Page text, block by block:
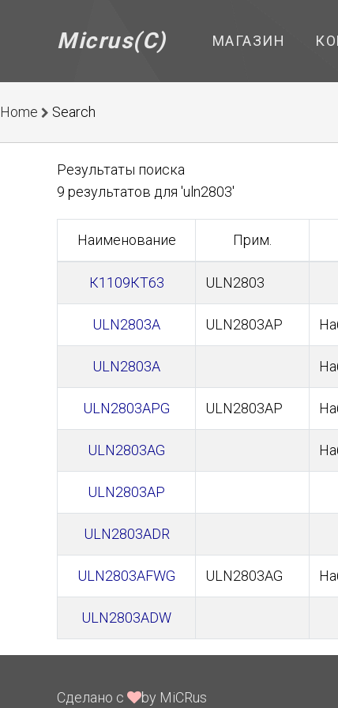
Micrus(C) МАГАЗИН
Home Search
Результаты поиска
9 результатов для 'uln2803'
Наименование Прим.
К1109КТ63 ULN2803
ULN2803A ULN2803AP
ULN2803A
ULN2803APG ULN2803AP
ULN2803AG
ULN2803AP
ULN2803ADR
ULN2803AFWG ULN2803AG
ULN2803ADW
Сделано с by MiCRus